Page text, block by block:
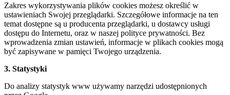
Zakres wykorzystywania plików cookies możesz określić w
ustawieniach Swojej przeglądarki. Szczegółowe informacje na ten
temat dostępne są u producenta przeglądarki, u dostawcy usługi
dostępu do Internetu, oraz w naszej polityce prywatności. Bez
wprowadzenia zmian ustawień, informacje w plikach cookies mogą
być zapisywane w pamięci Twojego urządzenia.
3. Statystyki
Do analizy statystyk www używamy narzędzi udostępnionych